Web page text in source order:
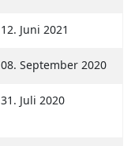
12. Juni 2021
08. September 2020
31. Juli 2020